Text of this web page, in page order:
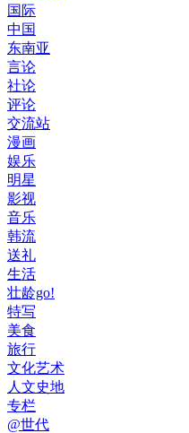
国际
中国
东南亚
言论
社论
评论
交流站
漫画
娱乐
明星
影视
音乐
韩流
送礼
生活
壮龄go!
特写
美食
旅行
文化艺术
人文史地
专栏
@世代